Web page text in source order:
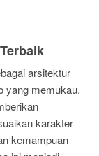
arsitektur
yang memukau.
karakter
kemampuan